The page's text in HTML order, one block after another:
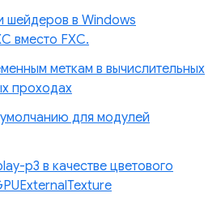
шейдеров в Windows
вместо FXC.
меткам в вычислительных
проходах
для модулей
p3 в качестве цветового